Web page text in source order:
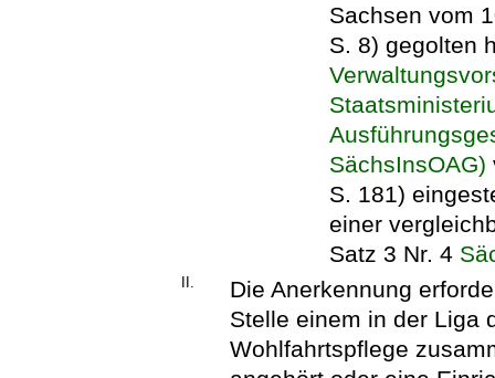
Sachsen vom
S. 8) gegolten
SächsInsOAG)
S. 181)
einer
Satz 3 Nr. 4
II.
Die Anerkennung
Stelle einem in der Liga
Wohlfahrtspflege